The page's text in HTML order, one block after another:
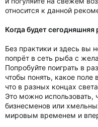
относится к данной
Когда будет сегодняшняя
Без практики и здесь вы
попрёт в сеть рыба с
Попробуйте поиграть в
чтобы понять, какое
что в разных концах
Это можно использовать,
бизнесменов или
мировым временем и